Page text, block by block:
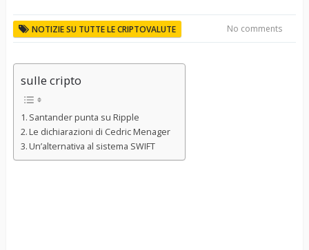
NOTIZIE SU TUTTE LE CRIPTOVALUTE No comments
sulle cripto
Santander punta su Ripple
Le dichiarazioni di Cedric Menager
Un’alternativa al sistema SWIFT